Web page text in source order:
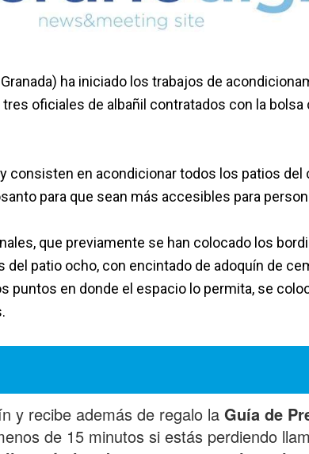
ha iniciado los trabajos de
oficiales de albañil contratados con la bolsa
consisten en acondicionar todos los patios del
para que sean más accesibles para
que previamente se han colocado los
patio ocho, con encintado de adoquín de
puntos en donde el espacio lo permita, se